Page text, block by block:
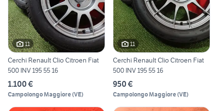
11
Cerchi Renault Clio Citroen Fiat
500 INV 195 55 16
1.100 €
Campolongo Maggiore(VE)
11
Cerchi Renault Clio Citroen Fiat
500 INV 195 55 16
950 €
Campolongo Maggiore(VE)